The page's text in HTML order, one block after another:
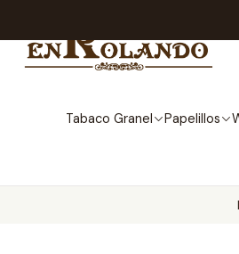
Tabaco Granel Papelillos